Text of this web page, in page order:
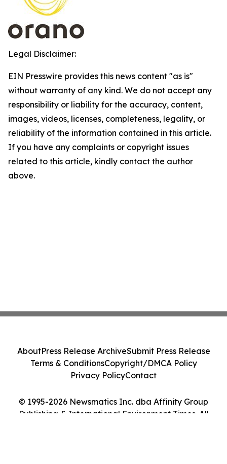
Legal Disclaimer:
EIN Presswire provides this news content "as is"
without warranty of any kind. We do not accept any
responsibility or liability for the accuracy, content,
images, videos, licenses, completeness, legality, or
reliability of the information contained in this article.
If you have any complaints or copyright issues
related to this article, kindly contact the author
above.
© 1995-2026 Newsmatics Inc. dba Affinity Group
Publishing & International Environment Times. All
AboutPress Release ArchiveSubmit Press Release
Terms & ConditionsCopyright/DMCA Policy
Privacy PolicyContact